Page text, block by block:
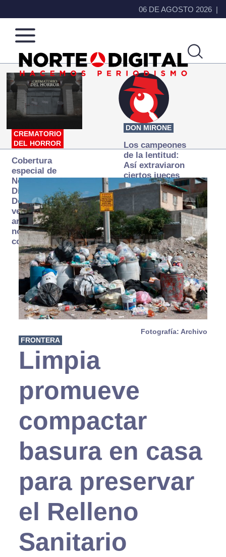
06 DE AGOSTO 2026
Norte
de
Ciudad
Más
que
noticias,
hacemos periodismo
CREMATORIO
DEL HORROR
Cobertura
especial de
Norte
Digital:
Donde la
verdad
arde… pero
no se
consume
DON MIRONE
Los campeones
de la lentitud:
Así extraviaron
ciertos jueces
la justicia
expedita
Fotografía: Archivo
FRONTERA
Limpia
promueve
compactar
basura en casa
para preservar
el Relleno
Sanitario